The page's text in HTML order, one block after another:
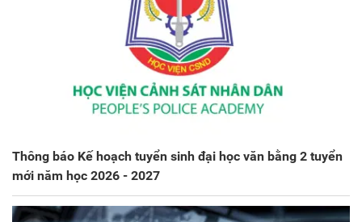
Thông báo Kế hoạch tuyển sinh đại học văn bằng 2 tuyển
mới năm học 2026 - 2027